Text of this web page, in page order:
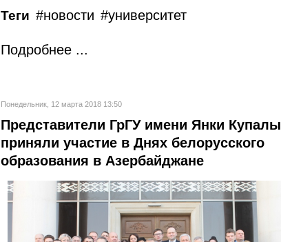
Теги новости университет
Подробнее ...
Понедельник, 12 марта 2018 13:50
Представители ГрГУ имени Янки Купалы
приняли участие в Днях белорусского
образования в Азербайджане